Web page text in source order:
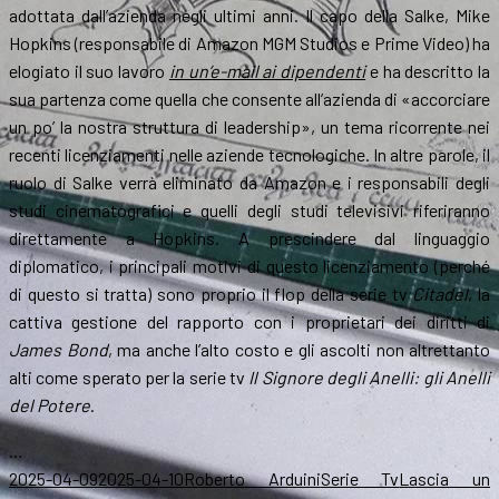
adottata dall’azienda negli ultimi anni. Il capo della Salke, Mike
Hopkins (responsabile di Amazon MGM Studios e Prime Video) ha
elogiato il suo lavoro in un’e-mail ai dipendentie ha descritto la
sua partenza come quella che consente all’azienda di «accorciare
un po’ la nostra struttura di leadership», un tema ricorrente nei
recenti licenziamenti nelle aziende tecnologiche. In altre parole, il
ruolo di Salke verrà eliminato da Amazon e i responsabili degli
studi cinematografici e quelli degli studi televisivi riferiranno
direttamente a Hopkins. A prescindere dal linguaggio
diplomatico, i principali motivi di questo licenziamento (perché
di questo si tratta) sono proprio il flop della serie tvCitadel, la
cattiva gestione del rapporto con i proprietari dei diritti di
James Bond, ma anche l’alto costo e gli ascolti non altrettanto
alti come sperato per la serie tv Il Signore degli Anelli: gli Anelli
del Potere.
…
Scritto
2025-04-092025-04-10Autore
Roberto ArduiniCategorie
Serie TvLascia un